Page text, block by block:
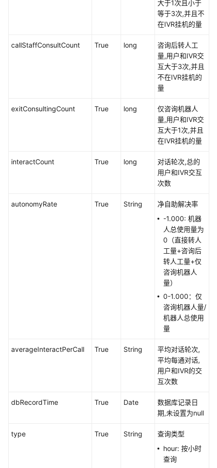
接
定
大于1次且小于
等于3次,并且不
在IVR挂机的量
callStaffConsultCount True long
咨询后转人工
量,用户和IVR交
互大于3次,并且
不在IVR挂机的
量
exitConsultingCount True long
仅咨询机器人
量,用户和IVR交
互大于1次,并且
在IVR挂机的量
interactCount True long
对话轮次,总的
用户和IVR交互
次数
autonomyRate True String
净自助解决率
-1.000: 机器
人总使用量为
0（直接转人
工量+咨询后
转人工量+仅
咨询机器人
量）
0-1.000：仅
咨询机器人量/
机器人总使用
量
averageInteractPerCall True String
平均对话轮次,
平均每通对话,
用户和IVR的交
互次数
dbRecordTime True Date
数据库记录日
期,未设置为null
type True String
查询类型
hour: 按小时
查询